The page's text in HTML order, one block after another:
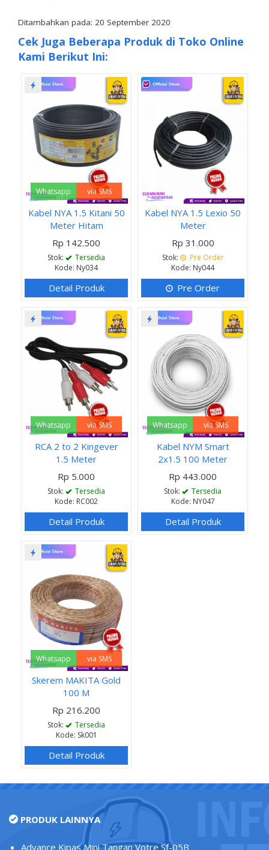
Ditambahkan pada: 20 September 2020
Cek Juga Beberapa Produk di Toko Online
Kami Berikut Ini:
Whatsapp via SMS
Kabel NYA 1.5 Kitani 50
Meter Hitam
Rp 142.500
Stok:
Tersedia
Kode: Ny034
Detail Produk
Kabel NYA 1.5 Lexio 50
Meter
Rp 31.000
Stok:
Pre Order
Kode: Ny044
Pre Order
Whatsapp via SMS
RCA 2 to 2 Kingever
1.5 Meter
Rp 5.000
Stok:
Tersedia
Kode: RC002
Detail Produk
Whatsapp via SMS
Kabel NYM Smart
2x1.5 100 Meter
Rp 443.000
Stok:
Tersedia
Kode: NY047
Detail Produk
Whatsapp via SMS
Skerem MAKITA Gold
100 M
Rp 216.200
Stok:
Tersedia
Kode: Sk001
Detail Produk
PRODUK LAINNYA
Advance Kipas Mini Tangan Votre Sf-05B